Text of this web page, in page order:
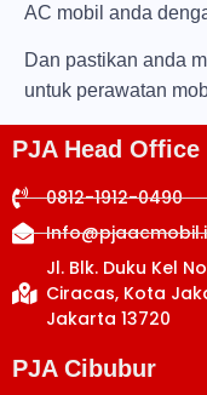
AC mobil anda
Dan pastikan anda
untuk perawatan
PJA Head Office
0812-1912-0490
Jl. Blk. Duku Kel
Ciracas, Kota
Jakarta 13720
PJA Cibubur